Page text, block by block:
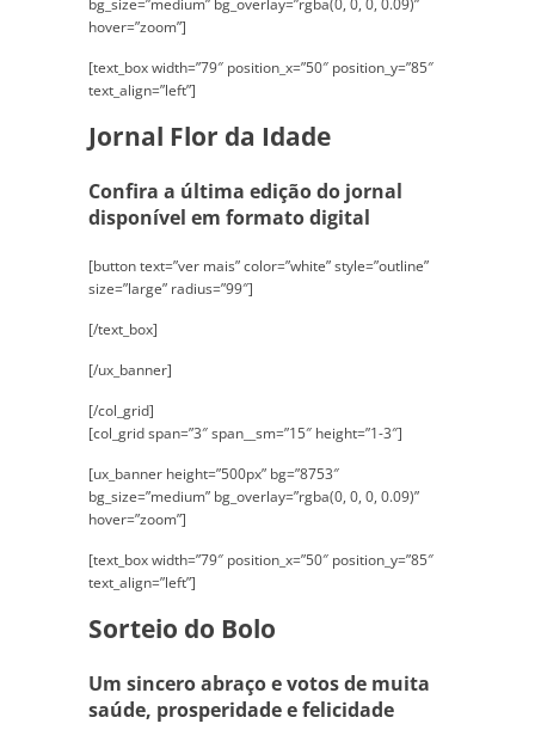
bg_size=”medium” bg_overlay=”rgba(0, 0, 0, 0.09)”
hover=”zoom”]
[text_box width=”79″ position_x=”50″ position_y=”85″
text_align=”left”]
Jornal Flor da Idade
Confira a última edição do jornal
disponível em formato digital
[button text=”ver mais” color=”white” style=”outline”
size=”large” radius=”99″]
[/text_box]
[/ux_banner]
[/col_grid]
[col_grid span=”3″ span__sm=”15″ height=”1-3″]
[ux_banner height=”500px” bg=”8753″
bg_size=”medium” bg_overlay=”rgba(0, 0, 0, 0.09)”
hover=”zoom”]
[text_box width=”79″ position_x=”50″ position_y=”85″
text_align=”left”]
Sorteio do Bolo
Um sincero abraço e votos de muita
saúde, prosperidade e felicidade